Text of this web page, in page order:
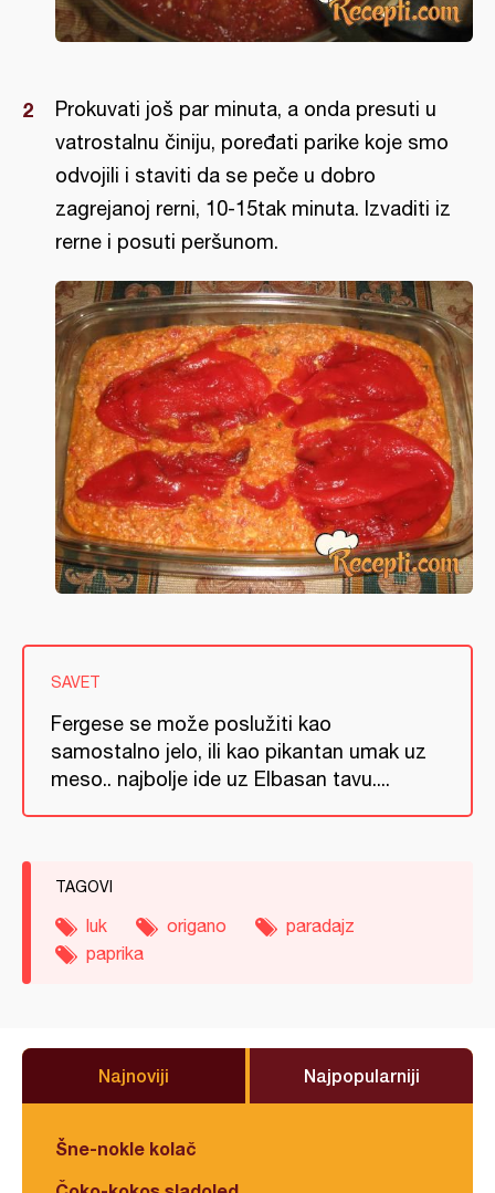
Prokuvati još par minuta, a onda presuti u
vatrostalnu činiju, poređati parike koje smo
odvojili i staviti da se peče u dobro
zagrejanoj rerni, 10-15tak minuta. Izvaditi iz
rerne i posuti peršunom.
SAVET
Fergese se može poslužiti kao
samostalno jelo, ili kao pikantan umak uz
meso.. najbolje ide uz Elbasan tavu....
TAGOVI
luk origano
paradajz
paprika
Najnoviji Najpopularniji
Šne-nokle kolač